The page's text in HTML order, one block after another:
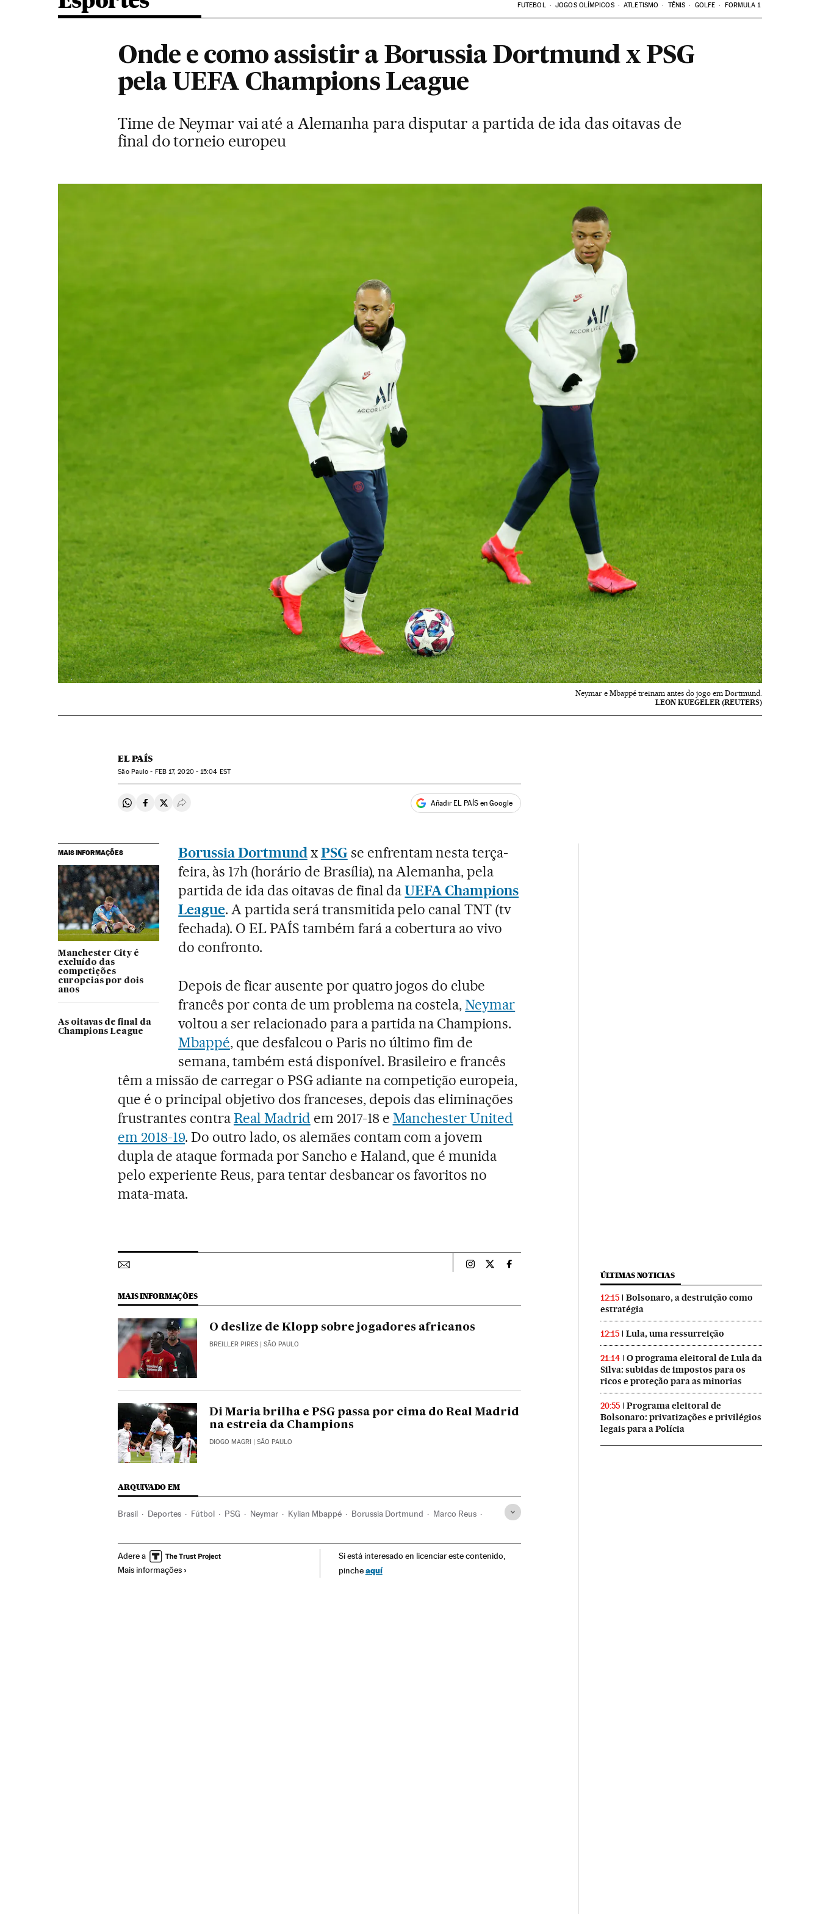
FUTEBOL JOGOS OLÍMPICOS ATLETISMO TÊNIS GOLFE FORMULA 1
Onde e como assistir a Borussia Dortmund x PSG
pela UEFA Champions League
Time de Neymar vai até a Alemanha para disputar a partida de ida das oitavas de
final do torneio europeu
Neymar e Mbappé treinam antes do jogo em Dortmund.
LEON KUEGELER (REUTERS)
EL PAÍS
São Paulo - FEB17, 2020 - 15:04 EST
Compartir en Whatsapp
Compartir en Facebook
Compartir en Twitter
Desplegar Redes Sociales Añadir EL PAÍS en Google
MAIS INFORMAÇÕES
Manchester City é
excluído das
competições
europeias por dois
anos
As oitavas de final da
Champions League
Borussia DortmundxPSGse enfrentam nesta terça-
feira, às 17h (horário de Brasília), na Alemanha, pela
partida de ida das oitavas de final daUEFA Champions
League. A partida será transmitida pelo canal TNT (tv
fechada). O EL PAÍS também fará a cobertura ao vivo
do confronto.
Depois de ficar ausente por quatro jogos do clube
francês por conta de um problema na costela,Neymar
voltou a ser relacionado para a partida na Champions.
Mbappé, que desfalcou o Paris no último fim de
semana, também está disponível. Brasileiro e francês
têm a missão de carregar o PSG adiante na competição europeia,
que é o principal objetivo dos franceses, depois das eliminações
frustrantes contraReal Madrid em 2017-18 e Manchester United
em 2018-19. Do outro lado, os alemães contam com a jovem
dupla de ataque formada por Sancho e Haland, que é munida
pelo experiente Reus, para tentar desbancar os favoritos no
mata-mata.
Esportes El País Brasil en Instagram
Esportes El País Brasil en Twitter
Esportes El País Brasil en Facebook
MAIS INFORMAÇÕES
O deslize de Klopp sobre jogadores africanos
BREILLER PIRES | SÃO PAULO
Di Maria brilha e PSG passa por cima do Real Madrid
na estreia da Champions
DIOGO MAGRI | SÃO PAULO
ARQUIVADO EM
Brasil Deportes Fútbol PSG Neymar Kylian Mbappé Borussia Dortmund Marco Reus
Adere a
Mais informações
Si está interesado en licenciar este contenido,
pincheaquí
ÚLTIMAS NOTICIAS
12:15
Bolsonaro, a destruição como
estratégia
12:15 Lula, uma ressurreição
21:14
O programa eleitoral de Lula da
Silva: subidas de impostos para os
ricos e proteção para as minorias
20:55
Programa eleitoral de
Bolsonaro: privatizações e privilégios
legais para a Polícia